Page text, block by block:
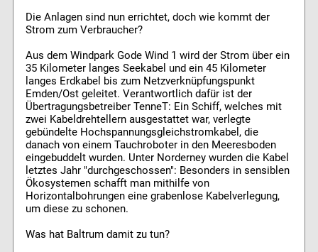
Die Anlagen sind nun errichtet, doch wie kommt der
Strom zum Verbraucher?
Aus dem Windpark Gode Wind 1 wird der Strom über ein
35 Kilometer langes Seekabel und ein 45 Kilometer
langes Erdkabel bis zum Netzverknüpfungspunkt
Emden/Ost geleitet. Verantwortlich dafür ist der
Übertragungsbetreiber TenneT: Ein Schiff, welches mit
zwei Kabeldrehtellern ausgestattet war, verlegte
gebündelte Hochspannungsgleichstromkabel, die
danach von einem Tauchroboter in den Meeresboden
eingebuddelt wurden. Unter Norderney wurden die Kabel
letztes Jahr "durchgeschossen": Besonders in sensiblen
Ökosystemen schafft man mithilfe von
Horizontalbohrungen eine grabenlose Kabelverlegung,
um diese zu schonen.
Was hat Baltrum damit zu tun?